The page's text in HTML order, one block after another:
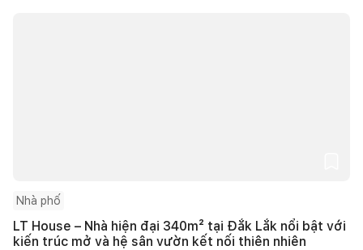
Nhà phố
LT House – Nhà hiện đại 340m² tại Đắk Lắk nổi bật với
kiến trúc mở và hệ sân vườn kết nối thiên nhiên